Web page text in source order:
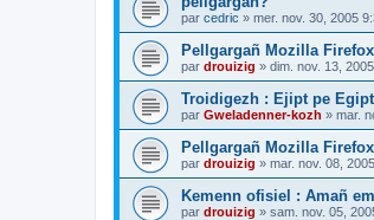
par cedric » mer. nov. 30, 2005
Pellgargañ Mozilla
par drouizig » dim. nov. 13,
Troidigezh : Ejipt pe
par Gweladenner-kozh » mar.
Pellgargañ Mozilla
par drouizig » mar. nov. 08,
Kemenn ofisiel : Amañ
par drouizig » sam. nov. 05,